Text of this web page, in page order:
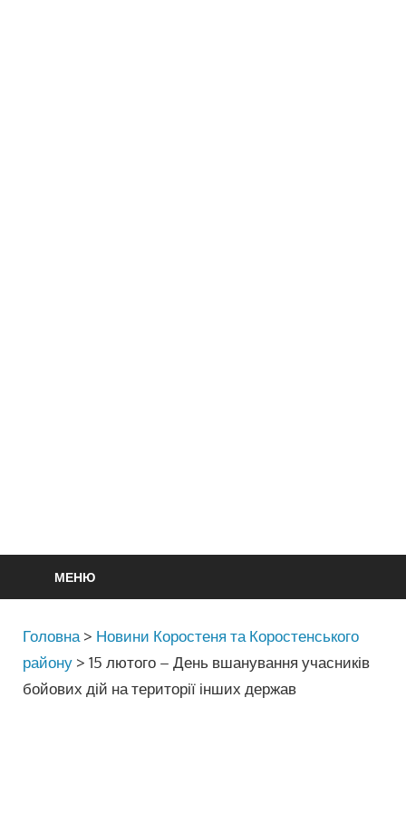
МЕНЮ
Головна > Новини Коростеня та Коростенського
району >15 лютого – День вшанування учасників
бойових дій на території інших держав